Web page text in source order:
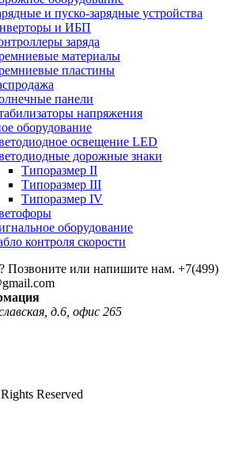
и пуско-зарядные устройства
и ИБП
заряда
материалы
пластины
панели
напряжения
оборудование
освещение LED
дорожные знаки
Типоразмер II
Типоразмер III
Типоразмер IV
оборудование
контроля скорости
Позвоните или напишите нам. +7(499)
д.6, офис 265
Reserved